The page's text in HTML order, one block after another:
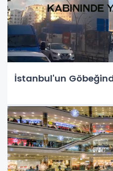
İstanbul'un